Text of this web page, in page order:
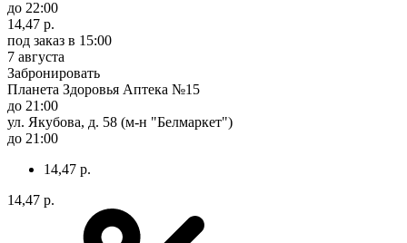
до 22:00
14,47 р.
под заказ в 15:00
7 августа
Забронировать
Планета Здоровья Аптека №15
до 21:00
ул. Якубова, д. 58 (м-н "Белмаркет")
до 21:00
14,47 р.
14,47 р.